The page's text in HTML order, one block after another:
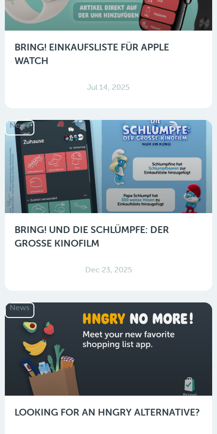
BRING! EINKAUFSLISTE FÜR APPLE
WATCH
Jul 14, 2025
News
BRING! UND DIE SCHLÜMPFE: DER
GROSSE KINOFILM
Dec 23, 2025
News
LOOKING FOR AN HNGRY ALTERNATIVE?